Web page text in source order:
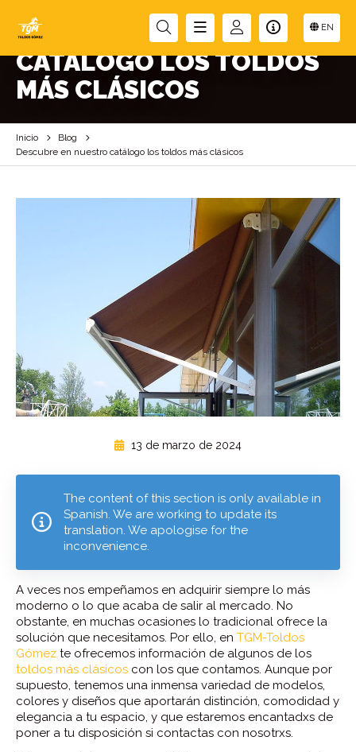
EN
DESCUBRE EN NUESTRO
CATÁLOGO LOS TOLDOS
MÁS CLÁSICOS
Inicio
Blog
Descubre en nuestro catálogo los toldos más clásicos
13 de marzo de 2024
The content of this section is only available in
Spanish. We are working to update its
translation. We apologise for the
inconvenience.
A veces nos empeñamos en adquirir siempre lo más
moderno o lo que acaba de salir al mercado. No
obstante, en muchas ocasiones lo tradicional ofrece la
solución que necesitamos. Por ello, en TGM-Toldos
Gómez te ofrecemos información de algunos de los
toldos más clásicos con los que contamos. Aunque por
supuesto, tenemos una inmensa variedad de modelos,
colores y diseños que aportarán distinción, comodidad y
elegancia a tu espacio, y que estaremos encantadxs de
poner a tu disposición si contactas con nosotrxs.